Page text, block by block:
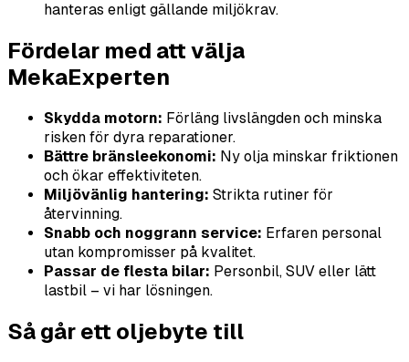
hanteras enligt gällande miljökrav.
Fördelar med att välja
MekaExperten
Skydda motorn: Förläng livslängden och minska
risken för dyra reparationer.
Bättre bränsleekonomi: Ny olja minskar friktionen
och ökar effektiviteten.
Miljövänlig hantering: Strikta rutiner för
återvinning.
Snabb och noggrann service: Erfaren personal
utan kompromisser på kvalitet.
Passar de flesta bilar: Personbil, SUV eller lätt
lastbil – vi har lösningen.
Så går ett oljebyte till